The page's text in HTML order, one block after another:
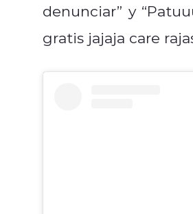
denunciar” y
gratis jajaja care